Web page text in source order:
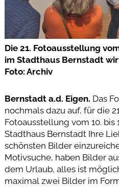
Die 21. Fotoausstellung
im Stadthaus Bernstadt
Foto: Archiv
Bernstadt a.d. Eigen. Das
nochmals dazu auf, für die
Fotoausstellung vom 10. bis
Stadthaus Bernstadt Ihre
schönsten Bilder
Motivsuche, haben Bilder
dem Urlaub, alles ist
maximal zwei Bilder im